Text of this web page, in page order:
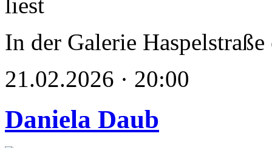
In der Galerie
21.02.2026 · 20:00
Daniela Daub